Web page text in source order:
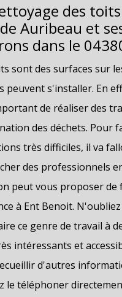
des
Auribeau et
dans le
sont des surfaces sur
peuvent s'installer. En
de réaliser des
des déchets. Pour
très difficiles, il va
des professionnels
peut vous proposer de
à Ent Benoit.
ce genre de travail à
intéressants et
d'autres
le téléphoner